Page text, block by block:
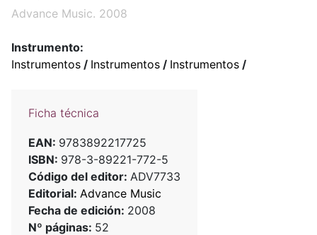
Advance Music. 2008
Instrumento:
Instrumentos / Instrumentos / Instrumentos /
Ficha técnica
EAN: 9783892217725
ISBN: 978-3-89221-772-5
Código del editor: ADV7733
Editorial: Advance Music
Fecha de edición: 2008
Nº páginas: 52